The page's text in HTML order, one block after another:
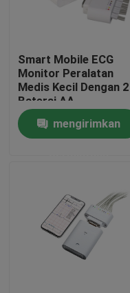
Produk
Smart Mobile ECG
Monitor Peralatan
Medis Kecil Dengan 2
Baterai AA
mengirimkan